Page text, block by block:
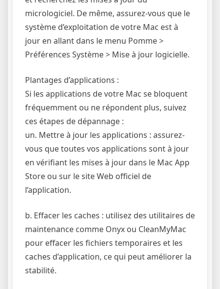
micrologiciel. De même, assurez-vous que le
système d’exploitation de votre Mac est à
jour en allant dans le menu Pomme >
Préférences Système > Mise à jour logicielle.
Plantages d’applications :
Si les applications de votre Mac se bloquent
fréquemment ou ne répondent plus, suivez
ces étapes de dépannage :
un. Mettre à jour les applications : assurez-
vous que toutes vos applications sont à jour
en vérifiant les mises à jour dans le Mac App
Store ou sur le site Web officiel de
l’application.
b. Effacer les caches : utilisez des utilitaires de
maintenance comme Onyx ou CleanMyMac
pour effacer les fichiers temporaires et les
caches d’application, ce qui peut améliorer la
stabilité.